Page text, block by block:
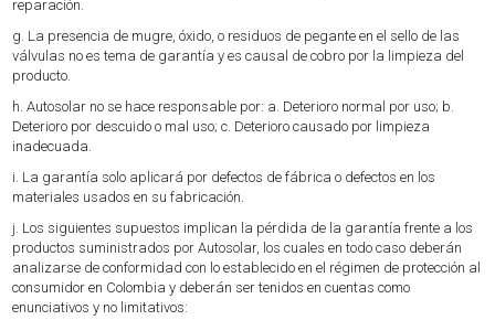
reparación.
g. La presencia de mugre, óxido, o residuos de pegante en el sello de las
válvulas no es tema de garantía y es causal de cobro por la limpieza del
producto.
h. Autosolar no se hace responsable por: a. Deterioro normal por uso; b.
Deterioro por descuido o mal uso; c. Deterioro causado por limpieza
inadecuada.
i. La garantía solo aplicará por defectos de fábrica o defectos en los
materiales usados en su fabricación.
j. Los siguientes supuestos implican la pérdida de la garantía frente a los
productos suministrados por Autosolar, los cuales en todo caso deberán
analizarse de conformidad con lo establecido en el régimen de protección al
consumidor en Colombia y deberán ser tenidos en cuentas como
enunciativos y no limitativos: